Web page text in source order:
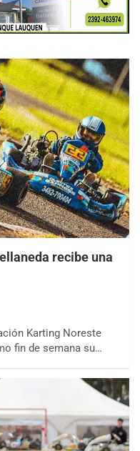
recibe una
Karting Noreste
fin de semana su…